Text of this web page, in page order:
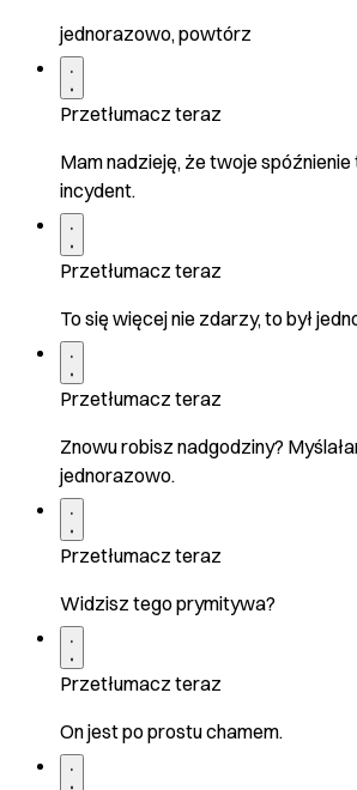
jednorazowo, powtórz
Przetłumacz teraz
Mam nadzieję, że twoje
incydent.
Przetłumacz teraz
To się więcej nie zdarzy, to był
Przetłumacz teraz
Znowu robisz nadgodziny?
jednorazowo.
Przetłumacz teraz
Widzisz tego prymitywa?
Przetłumacz teraz
On jest po prostu chamem.